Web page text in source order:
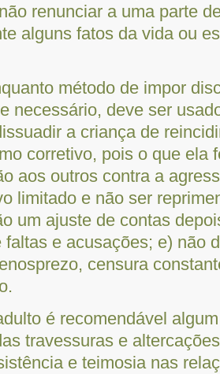
renunciar a uma parte
alguns fatos da vida ou
método de impor
necessário, deve ser
a criança de
corretivo, pois o que ela
aos outros contra a
limitado e não ser
um ajuste de contas
faltas e acusações; e) não
censura
é recomendável
travessuras e
e teimosia nas